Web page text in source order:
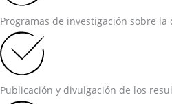
Programas de investigación sobre
Publicación y divulgación de los